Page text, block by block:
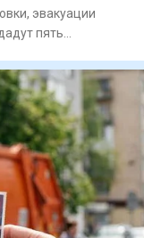
эвакуации
пять